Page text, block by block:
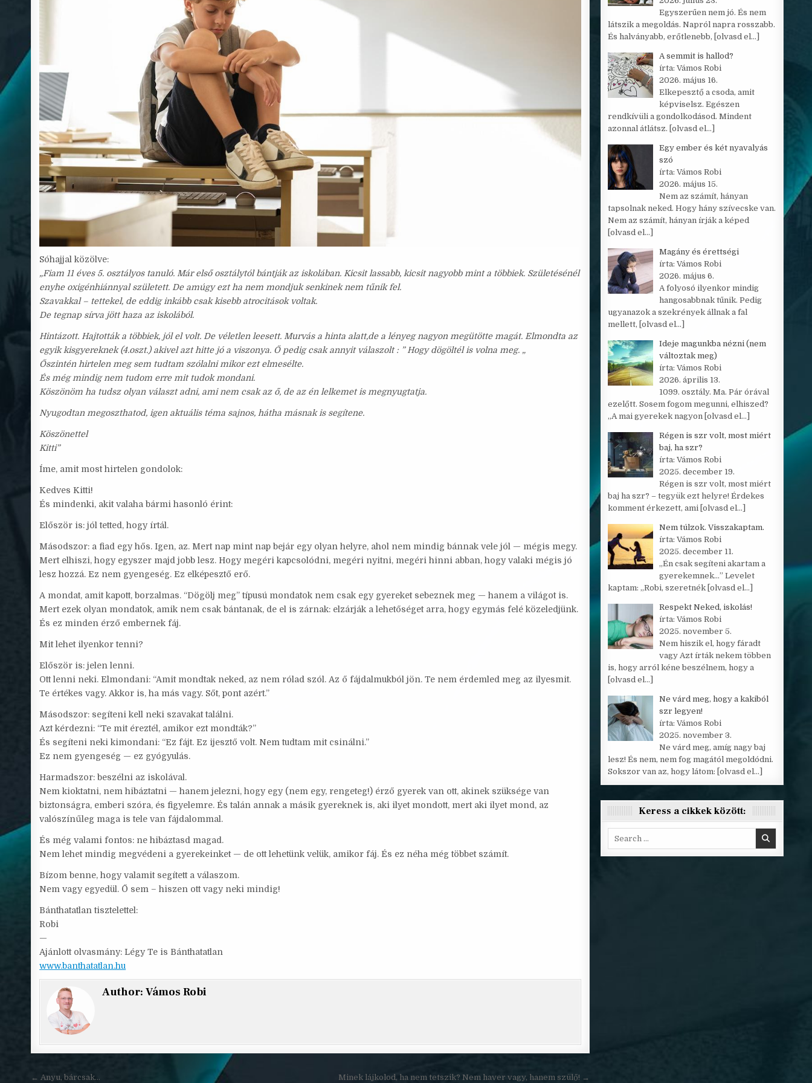
Sóhajjal közölve:
„Fiam 11 éves 5. osztályos tanuló. Már első osztálytól bántják az iskolában. Kicsit lassabb, kicsit nagyobb mint a többiek. Születésénél
enyhe oxigénhiánnyal született. De amúgy ezt ha nem mondjuk senkinek nem tűnik fel.
Szavakkal – tettekel, de eddig inkább csak kisebb atrocitások voltak.
De tegnap sírva jött haza az iskolából.
Hintázott. Hajtották a többiek, jól el volt. De véletlen leesett. Murvás a hinta alatt,de a lényeg nagyon megütötte magát. Elmondta az
egyik kisgyereknek (4.oszt.) akivel azt hitte jó a viszonya. Ő pedig csak annyit válaszolt : ” Hogy dögöltél is volna meg. „
Őszintén hirtelen meg sem tudtam szólalni mikor ezt elmesélte.
És még mindig nem tudom erre mit tudok mondani.
Köszönöm ha tudsz olyan választ adni, ami nem csak az ő, de az én lelkemet is megnyugtatja.
Nyugodtan megoszthatod, igen aktuális téma sajnos, hátha másnak is segítene.
Köszönettel
Kitti”
Íme, amit most hirtelen gondolok:
Kedves Kitti!
És mindenki, akit valaha bármi hasonló érint:
Először is: jól tetted, hogy írtál.
Másodszor: a fiad egy hős. Igen, az. Mert nap mint nap bejár egy olyan helyre, ahol nem mindig bánnak vele jól — mégis megy.
Mert elhiszi, hogy egyszer majd jobb lesz. Hogy megéri kapcsolódni, megéri nyitni, megéri hinni abban, hogy valaki mégis jó
lesz hozzá. Ez nem gyengeség. Ez elképesztő erő.
A mondat, amit kapott, borzalmas. “Dögölj meg” típusú mondatok nem csak egy gyereket sebeznek meg — hanem a világot is.
Mert ezek olyan mondatok, amik nem csak bántanak, de el is zárnak: elzárják a lehetőséget arra, hogy egymás felé közeledjünk.
És ez minden érző embernek fáj.
Mit lehet ilyenkor tenni?
Először is: jelen lenni.
Ott lenni neki. Elmondani: “Amit mondtak neked, az nem rólad szól. Az ő fájdalmukból jön. Te nem érdemled meg az ilyesmit.
Te értékes vagy. Akkor is, ha más vagy. Sőt, pont azért.”
Másodszor: segíteni kell neki szavakat találni.
Azt kérdezni: “Te mit éreztél, amikor ezt mondták?”
És segíteni neki kimondani: “Ez fájt. Ez ijesztő volt. Nem tudtam mit csinálni.”
Ez nem gyengeség — ez gyógyulás.
Harmadszor: beszélni az iskolával.
Nem kioktatni, nem hibáztatni — hanem jelezni, hogy egy (nem egy, rengeteg!) érző gyerek van ott, akinek szüksége van
biztonságra, emberi szóra, és figyelemre. És talán annak a másik gyereknek is, aki ilyet mondott, mert aki ilyet mond, az
valószínűleg maga is tele van fájdalommal.
És még valami fontos: ne hibáztasd magad.
Nem lehet mindig megvédeni a gyerekeinket — de ott lehetünk velük, amikor fáj. És ez néha még többet számít.
Bízom benne, hogy valamit segített a válaszom.
Nem vagy egyedül. Ő sem – hiszen ott vagy neki mindig!
Bánthatatlan tisztelettel:
Robi
—
Ajánlott olvasmány: Légy Te is Bánthatatlan
www.banthatatlan.hu
Author:Vámos Robi
Minek lájkolod, ha nem tetszik? Nem haver vagy, hanem szülő! →
← Anyu, bárcsak…
Egyszerűen nem jó. És nem
látszik a megoldás. Napról napra rosszabb.
És halványabb, erőtlenebb, [olvasd el…]
A semmit is hallod?
írta: Vámos Robi
2026. május 16.
Elkepesztő a csoda, amit
képviselsz. Egészen
rendkívüli a gondolkodásod. Mindent
azonnal átlátsz. [olvasd el…]
Egy ember és két nyavalyás
szó
írta: Vámos Robi
2026. május 15.
Nem az számít, hányan
tapsolnak neked. Hogy hány szívecske van.
Nem az számít, hányan írják a képed
[olvasd el…]
Magány és érettségi
írta: Vámos Robi
2026. május 6.
A folyosó ilyenkor mindig
hangosabbnak tűnik. Pedig
ugyanazok a szekrények állnak a fal
mellett, [olvasd el…]
Ideje magunkba nézni (nem
változtak meg)
írta: Vámos Robi
2026. április 13.
1099. osztály. Ma. Pár órával
ezelőtt. Sosem fogom megunni, elhiszed?
„A mai gyerekek nagyon [olvasd el…]
Régen is szr volt, most miért
baj, ha szr?
írta: Vámos Robi
2025. december 19.
Régen is szr volt, most miért
baj ha szr? – tegyük ezt helyre! Érdekes
komment érkezett, ami [olvasd el…]
Nem túlzok. Visszakaptam.
írta: Vámos Robi
2025. december 11.
„Én csak segíteni akartam a
gyerekemnek…” Levelet
kaptam: „Robi, szeretnék [olvasd el…]
Respekt Neked, iskolás!
írta: Vámos Robi
2025. november 5.
Nem hiszik el, hogy fáradt
vagy Azt írták nekem többen
is, hogy arról kéne beszélnem, hogy a
[olvasd el…]
Ne várd meg, hogy a kakiból
szr legyen!
írta: Vámos Robi
2025. november 3.
Ne várd meg, amíg nagy baj
lesz! És nem, nem fog magától megoldódni.
Sokszor van az, hogy látom: [olvasd el…]
Keress a cikkek között: